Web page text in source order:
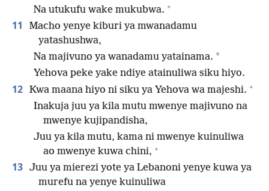
Na utukufu wake mukubwa. +
11
Macho yenye kiburi ya mwanadamu
yatashushwa,
Na majivuno ya wanadamu yatainama. *
Yehova peke yake ndiye atainuliwa siku hiyo.
12 Kwa maana hiyo ni siku ya Yehova wa majeshi. +
Inakuja juu ya kila mutu mwenye majivuno na
mwenye kujipandisha,
Juu ya kila mutu, kama ni mwenye kuinuliwa
ao mwenye kuwa chini, +
13 Juu ya mierezi yote ya Lebanoni yenye kuwa ya
murefu na yenye kuinuliwa